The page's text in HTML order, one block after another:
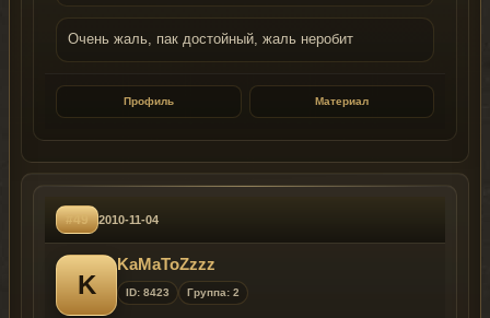
Очень жаль, пак достойный, жаль неробит
Профиль Материал
#49 2010-11-04
K
KaMaToZzzz
ID: 8423 Группа: 2